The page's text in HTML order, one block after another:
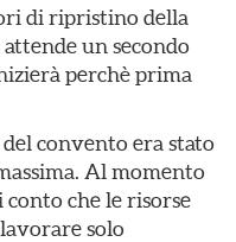
di ripristino della
un secondo
perchè prima
convento era stato
Al momento
che le risorse
solo